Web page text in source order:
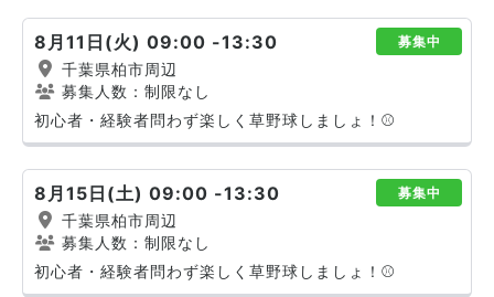
8月11日(火) 09:00 -13:30 募集中
千葉県柏市周辺
募集人数：制限なし
初心者・経験者問わず楽しく草野球しましょ！⚾️
8月15日(土) 09:00 -13:30 募集中
千葉県柏市周辺
募集人数：制限なし
初心者・経験者問わず楽しく草野球しましょ！⚾️